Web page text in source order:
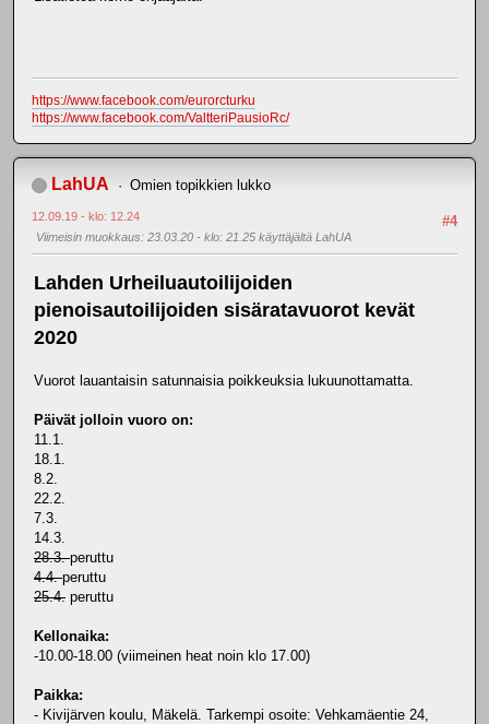
https://www.facebook.com/eurorcturku
https://www.facebook.com/ValtteriPausioRc/
LahUA Omien topikkien lukko
#4
12.09.19 - klo: 12.24
Viimeisin muokkaus: 23.03.20 - klo: 21.25 käyttäjältä LahUA
Lahden Urheiluautoilijoiden
pienoisautoilijoiden sisäratavuorot kevät
2020
Vuorot lauantaisin satunnaisia poikkeuksia lukuunottamatta.
Päivät jolloin vuoro on:
11.1.
18.1.
8.2.
22.2.
7.3.
14.3.
28.3.peruttu
4.4.peruttu
25.4. peruttu
Kellonaika:
-10.00-18.00 (viimeinen heat noin klo 17.00)
Paikka:
- Kivijärven koulu, Mäkelä. Tarkempi osoite: Vehkamäentie 24,